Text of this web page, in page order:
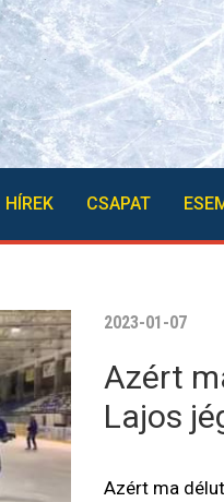
HÍREK CSAPAT
2023-01-07
Azért
Lajos
Azért ma